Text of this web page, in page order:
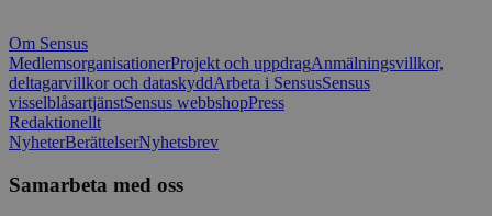
Om Sensus
MedlemsorganisationerProjekt och uppdragAnmälningsvillkor,
deltagarvillkor och dataskyddArbeta i SensusSensus
visselblåsartjänstSensus webbshopPress
Redaktionellt
NyheterBerättelserNyhetsbrev
Samarbeta med oss